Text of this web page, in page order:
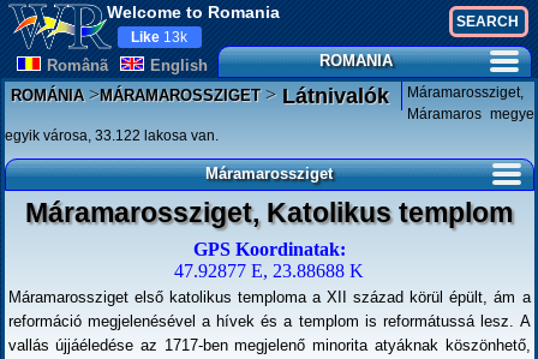
Welcome to Romania
Românã English
Like 13k
ROMANIA
ROMÁNIA>MÁRAMAROSSZIGET>Látnivalók
Máramarossziget,
Máramaros megye
egyik városa, 33.122 lakosa van.
Máramarossziget
Máramarossziget, Katolikus templom
GPS Koordinatak:
47.92877 E, 23.88688 K
Máramarossziget első katolikus temploma a XII század körül épült, ám a
reformáció megjelenésével a hívek és a templom is reformátussá lesz. A
vallás újjáéledése az 1717-ben megjelenő minorita atyáknak köszönhető,